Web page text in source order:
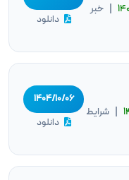
| خبر
دانلود
| شرایط
۱۴۰۴/۱۰/۰۶
دانلود